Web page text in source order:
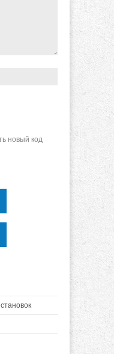
новый код